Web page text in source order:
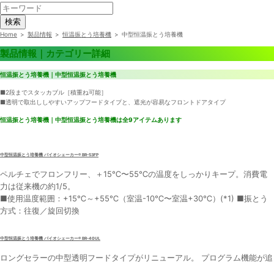
検索
Home > 製品情報 > 恒温振とう培養機 > 中型恒温振とう培養機
製品情報｜カテゴリー詳細
恒温振とう培養機｜中型恒温振とう培養機
■2段までスタッカブル［積重ね可能］
■透明で取出ししやすいアップフードタイプと、遮光が容易なフロントドアタイプ
恒温振とう培養機｜中型恒温振とう培養機は全9アイテムあります
中型恒温振とう培養機 バイオシェーカー® BR-53FP
ペルチェでフロンフリー、＋15℃〜55℃の温度をしっかりキープ。消費電
力は従来機の約1/5。
■使用温度範囲：+15℃～+55℃（室温-10℃〜室温+30℃）(*1) ■振とう
方式：往復／旋回切換
中型恒温振とう培養機 バイオシェーカー® BR-40UL
ロングセラーの中型透明フードタイプがリニューアル。 プログラム機能が追